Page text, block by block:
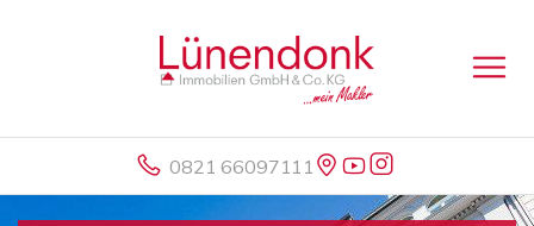
0821 66097111